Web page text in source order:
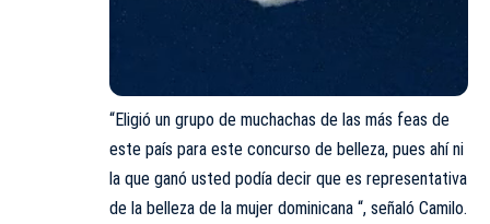
“Eligió un grupo de muchachas de las más feas de
este país para este concurso de belleza, pues ahí ni
la que ganó usted podía decir que es representativa
de la belleza de la mujer dominicana “, señaló Camilo.